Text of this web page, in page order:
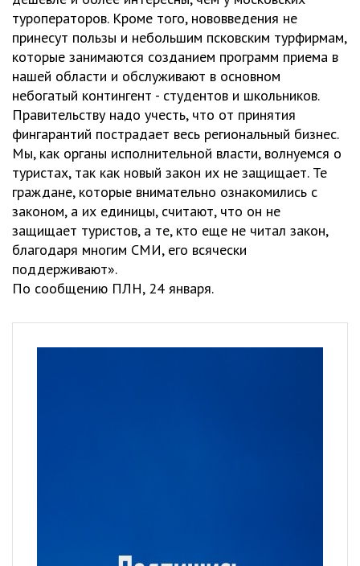
туроператоров. Кроме того, нововведения не
принесут пользы и небольшим псковским турфирмам,
которые занимаются созданием программ приема в
нашей области и обслуживают в основном
небогатый контингент - студентов и школьников.
Правительству надо учесть, что от принятия
фингарантий пострадает весь региональный бизнес.
Мы, как органы исполнительной власти, волнуемся о
туристах, так как новый закон их не защищает. Те
граждане, которые внимательно ознакомились с
законом, а их единицы, считают, что он не
защищает туристов, а те, кто еще не читал закон,
благодаря многим СМИ, его всячески
поддерживают».
По сообщению ПЛН, 24 января.